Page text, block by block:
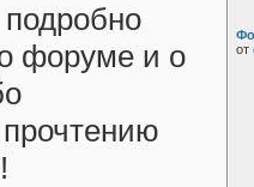
форуме и о
от